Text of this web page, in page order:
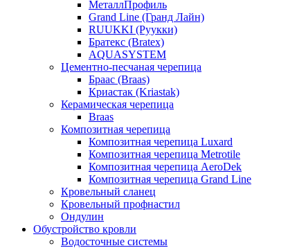
МеталлПрофиль
Grand Line (Гранд Лайн)
RUUKKI (Руукки)
Братекс (Bratex)
AQUASYSTEM
Цементно-песчаная черепица
Браас (Braas)
Криастак (Kriastak)
Керамическая черепица
Braas
Композитная черепица
Композитная черепица Luxard
Композитная черепица Metrotile
Композитная черепица AeroDek
Композитная черепица Grand Line
Кровельный сланец
Кровельный профнастил
Ондулин
Обустройство кровли
Водосточные системы